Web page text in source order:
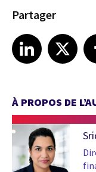
Partager
Share article on LinkedIn
LinkedIn
Share article on X
À PROPOS DE